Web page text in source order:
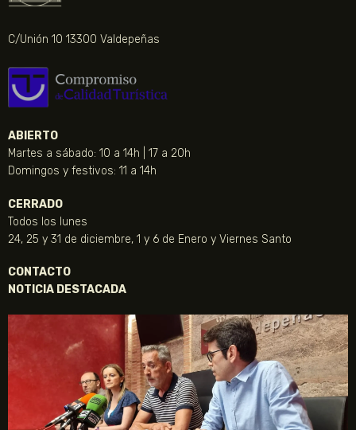
C/Unión 10 13300 Valdepeñas
ABIERTO
Martes a sábado: 10 a 14h | 17 a 20h
Domingos y festivos: 11 a 14h
CERRADO
Todos los lunes
24, 25 y 31 de diciembre, 1 y 6 de Enero y Viernes Santo
CONTACTO
NOTICIA DESTACADA